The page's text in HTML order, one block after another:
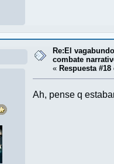
Re:El
combate
« Respuesta #18
Ah, pense q